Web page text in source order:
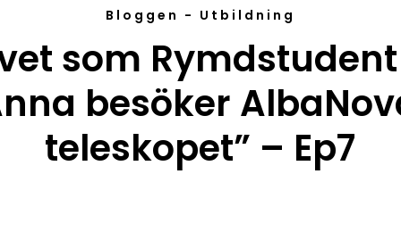
Bloggen - Utbildning
som
besöker
teleskopet” – Ep7